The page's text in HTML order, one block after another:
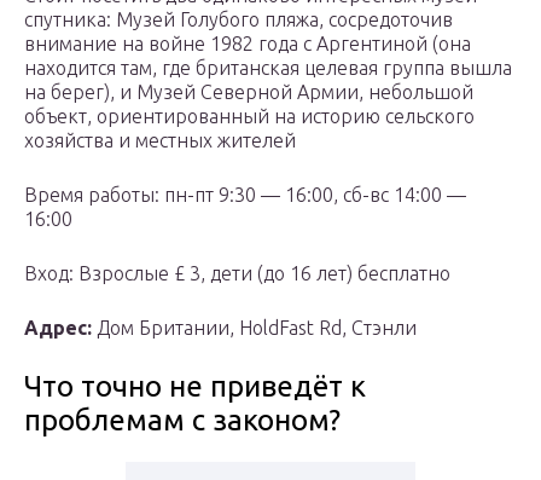
спутника: Музей Голубого пляжа, сосредоточив
внимание на войне 1982 года с Аргентиной (она
находится там, где британская целевая группа вышла
на берег), и Музей Северной Армии, небольшой
объект, ориентированный на историю сельского
хозяйства и местных жителей
Время работы: пн-пт 9:30 — 16:00, сб-вс 14:00 —
16:00
Вход: Взрослые £ 3, дети (до 16 лет) бесплатно
Адрес: Дом Британии, HoldFast Rd, Стэнли
Что точно не приведёт к
проблемам с законом?